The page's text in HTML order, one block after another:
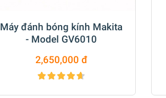
Máy đánh bóng kính Makita
- Model GV6010
2,650,000 đ